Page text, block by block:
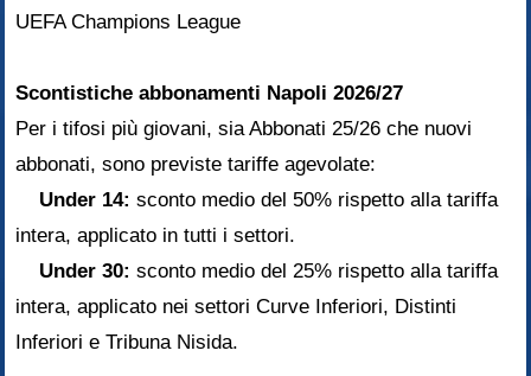
UEFA Champions League
Scontistiche abbonamenti Napoli 2026/27
Per i tifosi più giovani, sia Abbonati 25/26 che nuovi
abbonati, sono previste tariffe agevolate:
Under 14:sconto medio del 50% rispetto alla tariffa
intera, applicato in tutti i settori.
Under 30:sconto medio del 25% rispetto alla tariffa
intera, applicato nei settori Curve Inferiori, Distinti
Inferiori e Tribuna Nisida.